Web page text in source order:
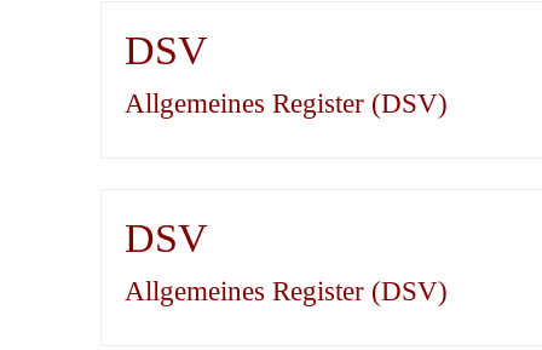
DSV
Allgemeines Register (DSV)
DSV
Allgemeines Register (DSV)